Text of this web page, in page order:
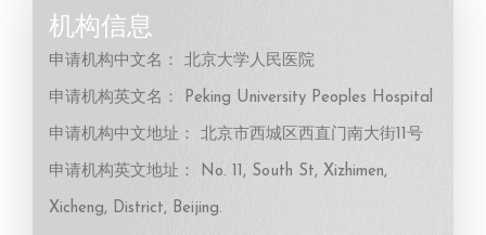
机构信息
申请机构中文名： 北京大学人民医院
申请机构英文名： Peking University Peoples Hospital
申请机构中文地址： 北京市西城区西直门南大街11号
申请机构英文地址： No. 11, South St, Xizhimen,
Xicheng, District, Beijing.